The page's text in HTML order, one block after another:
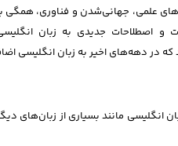
علمی، جهانی‌شدن و فناوری،
و اصطلاحات جدیدی به زبان
انگلیسی مانند بسیاری از زبان‌های